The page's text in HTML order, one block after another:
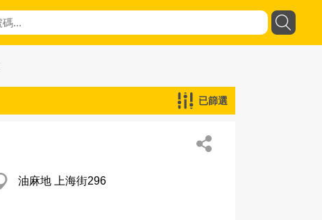
已篩選
油麻地 上海街296